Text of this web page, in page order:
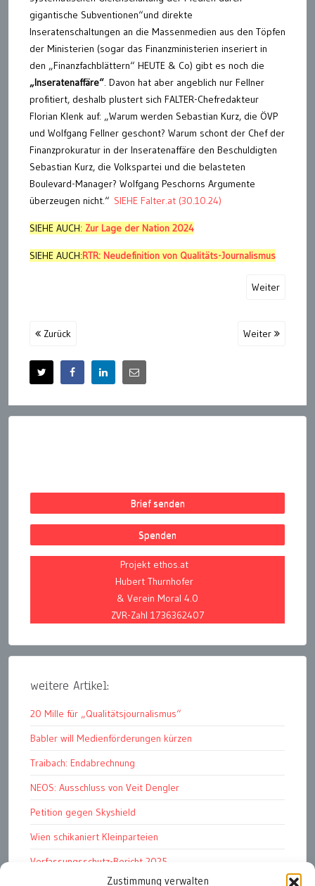
Zustimmung verwalten
gigantische Subventionen“und direkte
Inseratenschaltungen an die Massenmedien aus den Töpfen
der Ministerien (sogar das Finanzministerien inseriert in
den „Finanzfachblättern“ HEUTE & Co) gibt es noch die
„Inseratenaffäre“. Davon hat aber angeblich nur Fellner
profitiert, deshalb plustert sich FALTER-Chefredakteur
Florian Klenk auf: „Warum werden Sebastian Kurz, die ÖVP
und Wolfgang Fellner geschont? Warum schont der Chef der
Finanzprokuratur in der Inseratenaffäre den Beschuldigten
Sebastian Kurz, die Volkspartei und die belasteten
Boulevard-Manager? Wolfgang Peschorns Argumente
überzeugen nicht.“ SIEHE Falter.at (30.10.24)
SIEHE AUCH: Zur Lage der Nation 2024
SIEHE AUCH:RTR: Neudefinition von Qualitäts-Journalismus
Weiter
Zurück Weiter
Brief senden
Spenden
Projekt ethos.at
Hubert Thurnhofer
& Verein Moral 4.0
ZVR-Zahl 1736362407
weitere Artikel:
20 Mille für „Qualitätsjournalismus“
Babler will Medienförderungen kürzen
Traibach: Endabrechnung
NEOS: Ausschluss von Veit Dengler
Petition gegen Skyshield
Wien schikaniert Kleinparteien
Verfassungsschutz-Bericht 2025